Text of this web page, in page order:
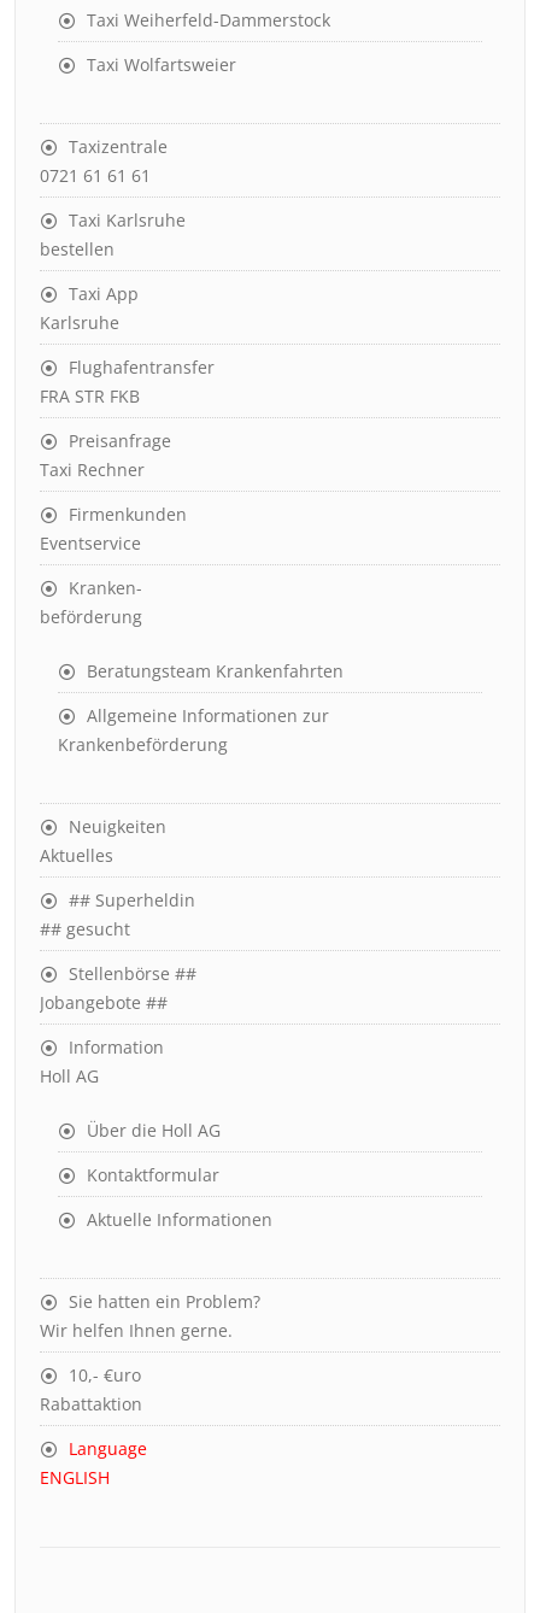
Taxi Weiherfeld-Dammerstock
Taxi Wolfartsweier
Taxizentrale
0721 61 61 61
Taxi Karlsruhe
bestellen
Taxi App
Karlsruhe
Flughafentransfer
FRA STR FKB
Preisanfrage
Taxi Rechner
Firmenkunden
Eventservice
Kranken-
beförderung
Beratungsteam Krankenfahrten
Allgemeine Informationen zur
Krankenbeförderung
Neuigkeiten
Aktuelles
## Superheldin
## gesucht
Stellenbörse ##
Jobangebote ##
Information
Holl AG
Über die Holl AG
Kontaktformular
Aktuelle Informationen
Sie hatten ein Problem?
Wir helfen Ihnen gerne.
10,- €uro
Rabattaktion
Language
ENGLISH